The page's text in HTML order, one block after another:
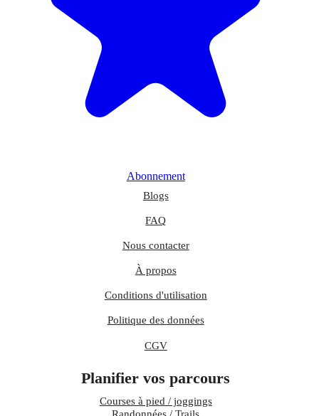
Abonnement
Blogs
FAQ
Nous contacter
À propos
Conditions d'utilisation
Politique des données
CGV
Planifier vos parcours
Courses à pied / joggings
Randonnées / Trails